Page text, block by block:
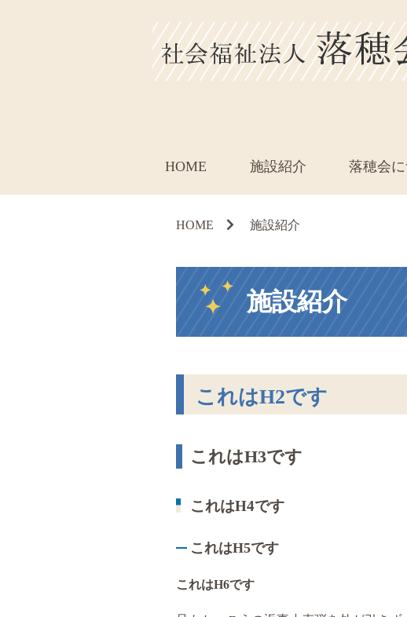
HOME 施設紹介 落穂会
HOME 施設紹介
施設紹介
これはH2です
これはH3です
これはH4です
これはH5です
これはH6です